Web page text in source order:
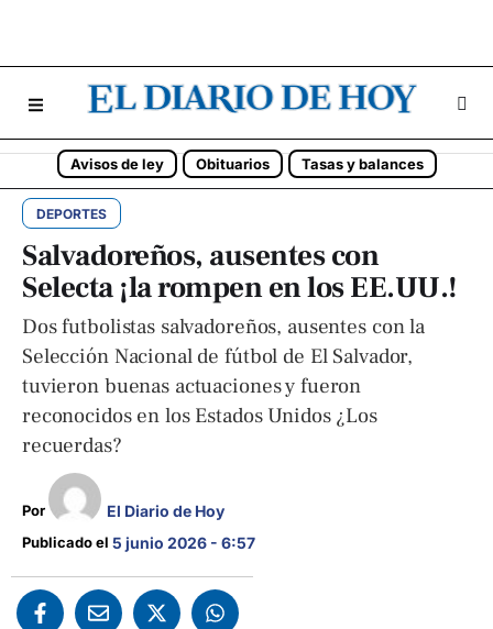
Avisos de ley Obituarios Tasas y balances
DEPORTES
Salvadoreños, ausentes con
Selecta ¡la rompen en los EE.UU.!
Dos futbolistas salvadoreños, ausentes con la
Selección Nacional de fútbol de El Salvador,
tuvieron buenas actuaciones y fueron
reconocidos en los Estados Unidos ¿Los
recuerdas?
Por El Diario de Hoy
Publicado el 5 junio 2026 - 6:57